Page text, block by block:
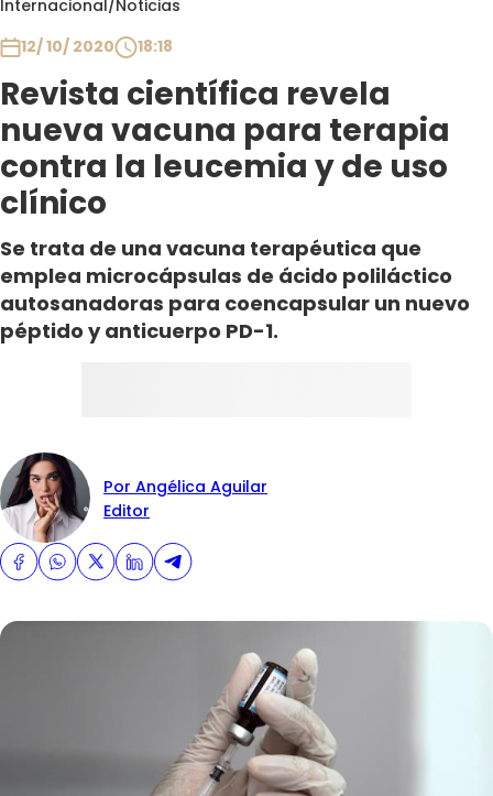
Internacional/Noticias
12/ 10/ 2020
18:18
Revista científica revela
nueva vacuna para terapia
contra la leucemia y de uso
clínico
Se trata de una vacuna terapéutica que
emplea microcápsulas de ácido poliláctico
autosanadoras para coencapsular un nuevo
péptido y anticuerpo PD-1.
Por Angélica Aguilar
Editor
Club De La Comedia
Contigo en Directo
Plan Perfecto
El Tiempo
Sabingo
Todos Los Programas